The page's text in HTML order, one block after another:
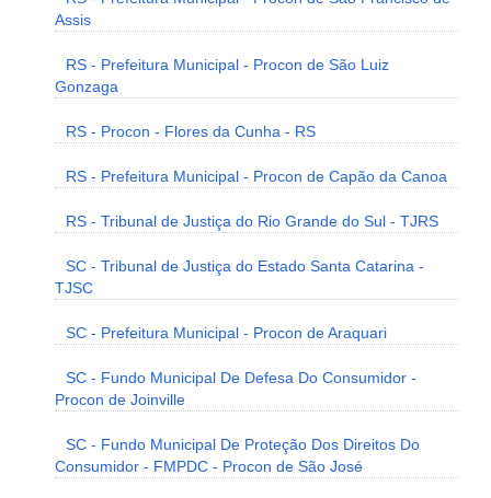
Assis
RS - Prefeitura Municipal - Procon de São Luiz
Gonzaga
RS - Procon - Flores da Cunha - RS
RS - Prefeitura Municipal - Procon de Capão da Canoa
RS - Tribunal de Justiça do Rio Grande do Sul - TJRS
SC - Tribunal de Justiça do Estado Santa Catarina -
TJSC
SC - Prefeitura Municipal - Procon de Araquari
SC - Fundo Municipal De Defesa Do Consumidor -
Procon de Joinville
SC - Fundo Municipal De Proteção Dos Direitos Do
Consumidor - FMPDC - Procon de São José